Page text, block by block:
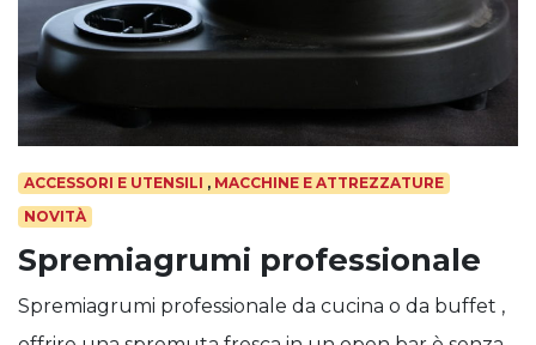
ACCESSORI E UTENSILI , MACCHINE E ATTREZZATURE
NOVITÀ
Spremiagrumi professionale
Spremiagrumi professionale da cucina o da buffet ,